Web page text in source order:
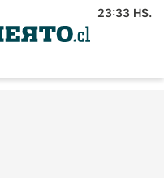
23:33 HS.